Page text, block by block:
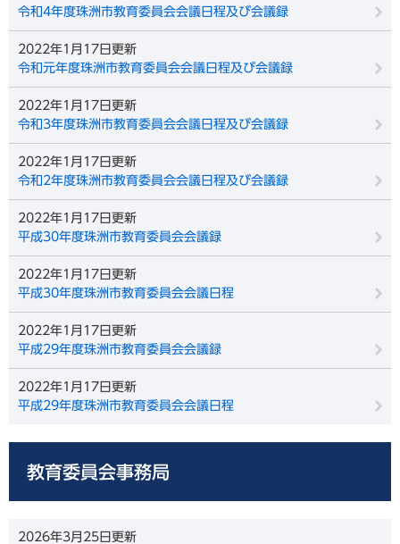
令和4年度珠洲市教育委員会会議日程及び会議録
2022年1月17日更新
令和元年度珠洲市教育委員会会議日程及び会議録
2022年1月17日更新
令和3年度珠洲市教育委員会会議日程及び会議録
2022年1月17日更新
令和2年度珠洲市教育委員会会議日程及び会議録
2022年1月17日更新
平成30年度珠洲市教育委員会会議録
2022年1月17日更新
平成30年度珠洲市教育委員会会議日程
2022年1月17日更新
平成29年度珠洲市教育委員会会議録
2022年1月17日更新
平成29年度珠洲市教育委員会会議日程
教育委員会事務局
2026年3月25日更新